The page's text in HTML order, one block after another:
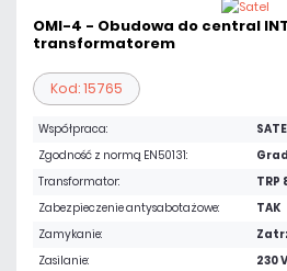
OMI-4 - Obudowa do central
transformatorem
Kod: 15765
Współpraca:
Zgodność z normą EN50131:
Transformator:
TRP
Zabezpieczenie antysabotażowe:
TAK
Zamykanie:
Zasilanie:
230